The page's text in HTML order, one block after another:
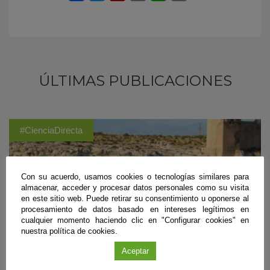
ÚLTIMAS PUBLICACIONES
#CienciaDirecta
Con su acuerdo, usamos cookies o tecnologías similares para
almacenar, acceder y procesar datos personales como su visita
en este sitio web. Puede retirar su consentimiento u oponerse al
procesamiento de datos basado en intereses legítimos en
cualquier momento haciendo clic en "Configurar cookies" en
nuestra política de cookies.
Aceptar